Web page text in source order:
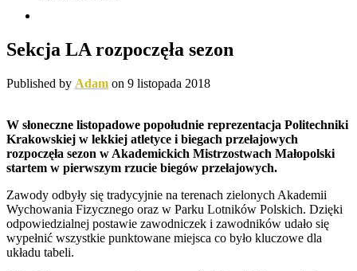
Sekcja LA rozpoczęła sezon
Published by Adam on 9 listopada 2018
W słoneczne listopadowe popołudnie reprezentacja Politechniki
Krakowskiej w lekkiej atletyce i biegach przełajowych
rozpoczęła sezon w Akademickich Mistrzostwach Małopolski
startem w pierwszym rzucie biegów przełajowych.
Zawody odbyły się tradycyjnie na terenach zielonych Akademii
Wychowania Fizycznego oraz w Parku Lotników Polskich. Dzięki
odpowiedzialnej postawie zawodniczek i zawodników udało się
wypełnić wszystkie punktowane miejsca co było kluczowe dla
układu tabeli.